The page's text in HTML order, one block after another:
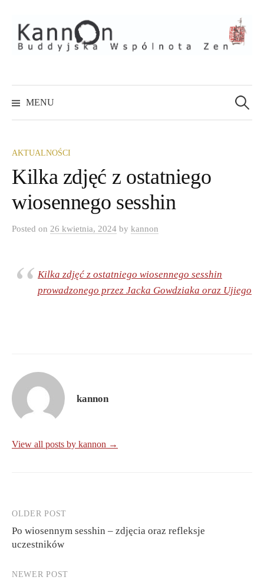
to
content
MENU
AKTUALNOŚCI
Kilka zdjęć z ostatniego
wiosennego sesshin
Posted on 26 kwietnia, 2024 by kannon
Kilka zdjęć z ostatniego wiosennego sesshin
prowadzonego przez Jacka Gowdziaka oraz Ujiego
kannon
View all posts by kannon →
Post
navigation
OLDER POST
Po wiosennym sesshin – zdjęcia oraz refleksje
uczestników
NEWER POST